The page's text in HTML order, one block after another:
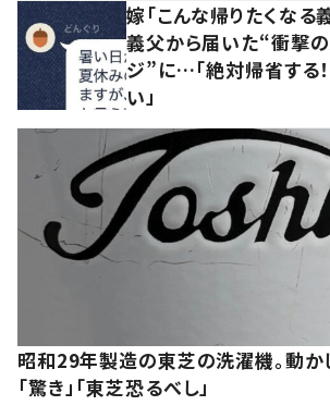
嫁「こんな帰りたくなる
義父から届いた“衝撃の
ジ”に…「絶対帰省する！
い」
昭和29年製造の東芝の洗濯機。動
「驚き」「東芝恐るべし」